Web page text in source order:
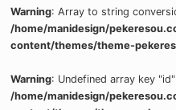
Warning: Array to string
/home/manidesign/
content/themes/theme-
Warning: Undefined array key
/home/manidesign/